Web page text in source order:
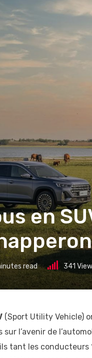
en
read 341
(Sport Utility Vehicle)
l’avenir de
tant les